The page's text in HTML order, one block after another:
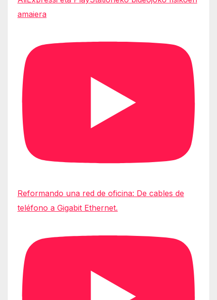
amaiera
Reformando una red de oficina: De cables de
teléfono a Gigabit Ethernet.